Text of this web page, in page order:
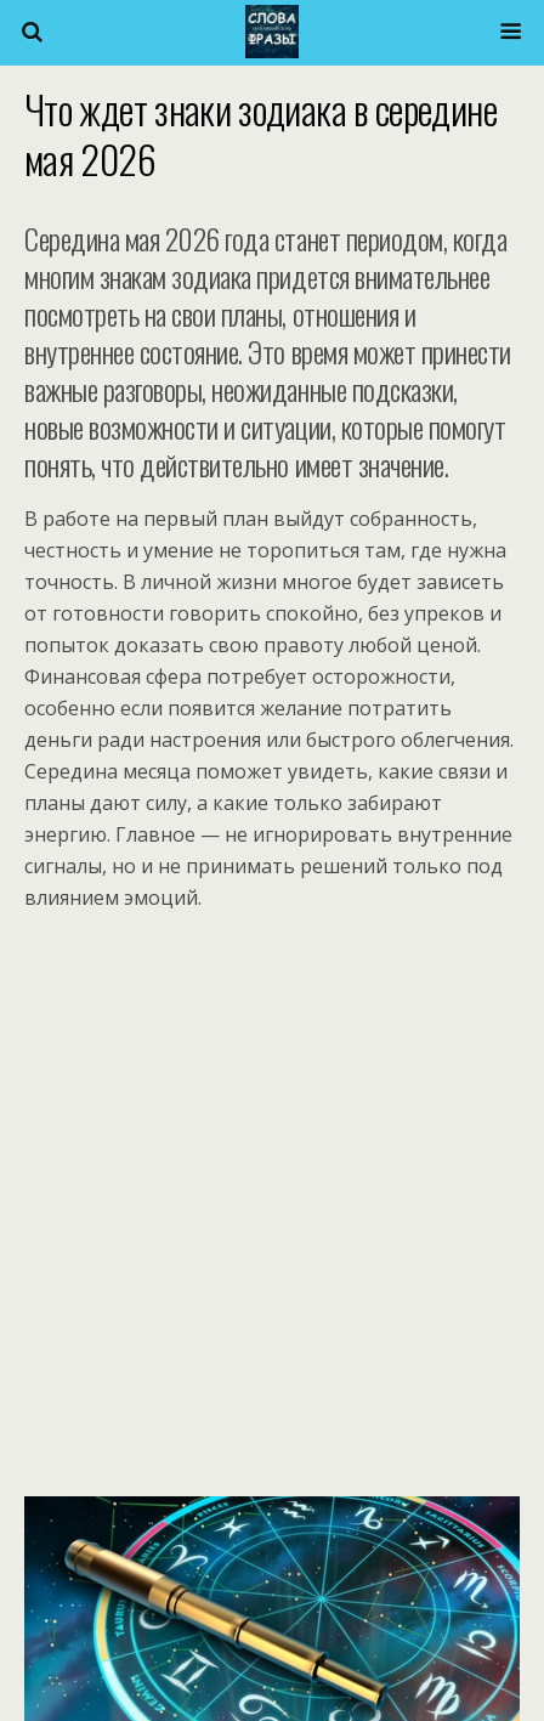
Что ждет знаки зодиака в середине
мая 2026
Середина мая 2026 года станет периодом, когда
многим знакам зодиака придется внимательнее
посмотреть на свои планы, отношения и
внутреннее состояние. Это время может принести
важные разговоры, неожиданные подсказки,
новые возможности и ситуации, которые помогут
понять, что действительно имеет значение.
В работе на первый план выйдут собранность,
честность и умение не торопиться там, где нужна
точность. В личной жизни многое будет зависеть
от готовности говорить спокойно, без упреков и
попыток доказать свою правоту любой ценой.
Финансовая сфера потребует осторожности,
особенно если появится желание потратить
деньги ради настроения или быстрого облегчения.
Середина месяца поможет увидеть, какие связи и
планы дают силу, а какие только забирают
энергию. Главное — не игнорировать внутренние
сигналы, но и не принимать решений только под
влиянием эмоций.